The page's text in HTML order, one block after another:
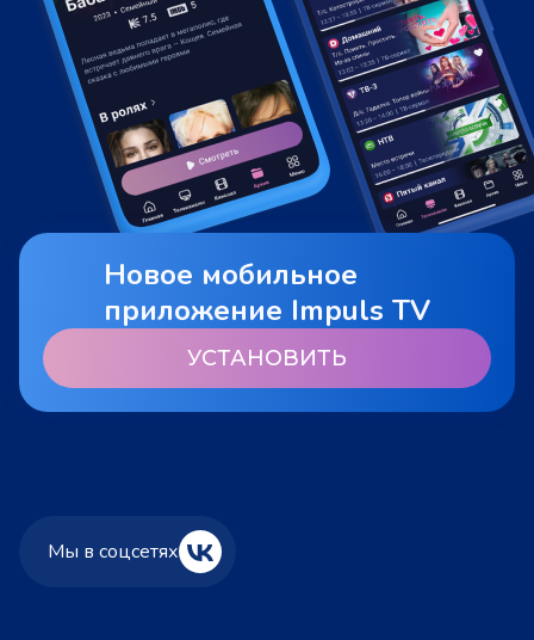
Новое мобильное
приложение Impuls TV
УСТАНОВИТЬ
Мы в соцсетях